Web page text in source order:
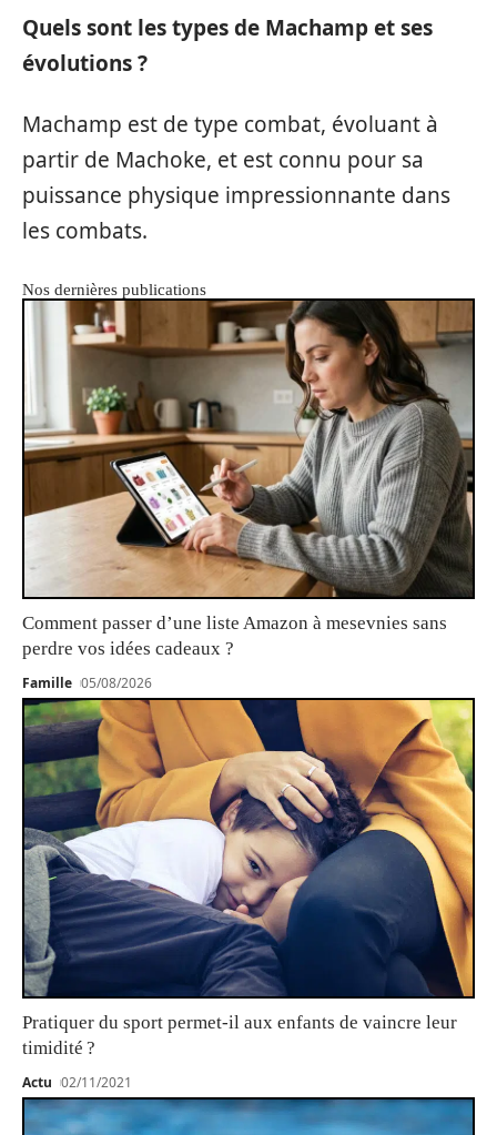
Quels sont les types de Machamp et ses
évolutions ?
Machamp est de type combat, évoluant à
partir de Machoke, et est connu pour sa
puissance physique impressionnante dans
les combats.
Nos dernières publications
Comment passer d’une liste Amazon à mesevnies sans
perdre vos idées cadeaux ?
Famille 05/08/2026
Pratiquer du sport permet-il aux enfants de vaincre leur
timidité ?
Actu 02/11/2021